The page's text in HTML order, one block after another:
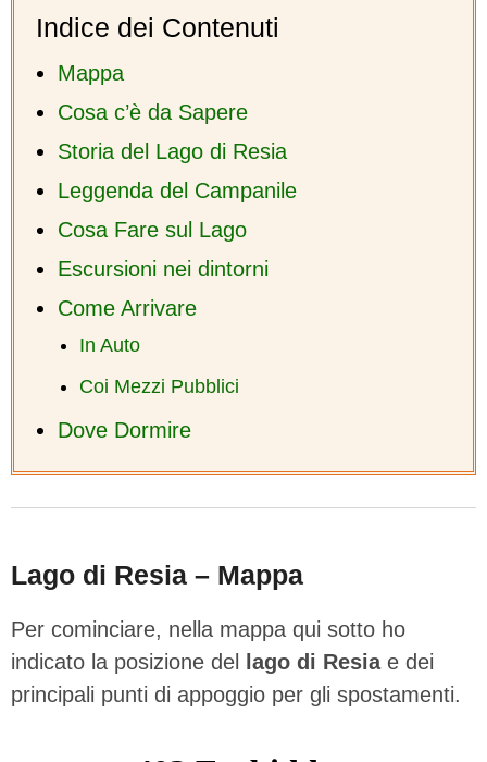
Indice dei Contenuti
Mappa
Cosa c’è da Sapere
Storia del Lago di Resia
Leggenda del Campanile
Cosa Fare sul Lago
Escursioni nei dintorni
Come Arrivare
In Auto
Coi Mezzi Pubblici
Dove Dormire
Lago di Resia – Mappa
Per cominciare, nella mappa qui sotto ho
indicato la posizione del lago di Resia e dei
principali punti di appoggio per gli spostamenti.